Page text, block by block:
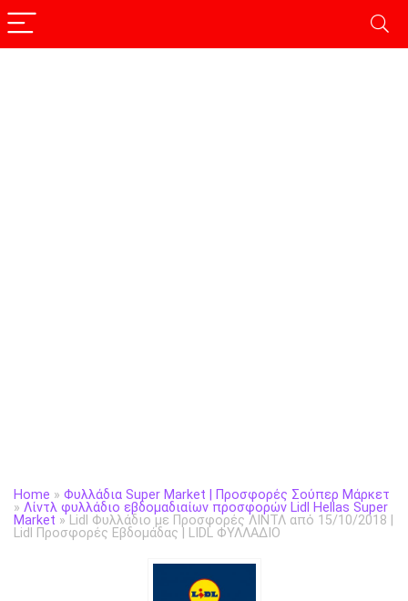
Home » Φυλλάδια Super Market | Προσφορές Σούπερ Μάρκετ
» Λίντλ φυλλάδιο εβδομαδιαίων προσφορών Lidl Hellas Super
Market » Lidl Φυλλάδιο με Προσφορές ΛΙΝΤΛ από 15/10/2018 |
Lidl Προσφορές Εβδομάδας | LIDL ΦΥΛΛΑΔΙΟ